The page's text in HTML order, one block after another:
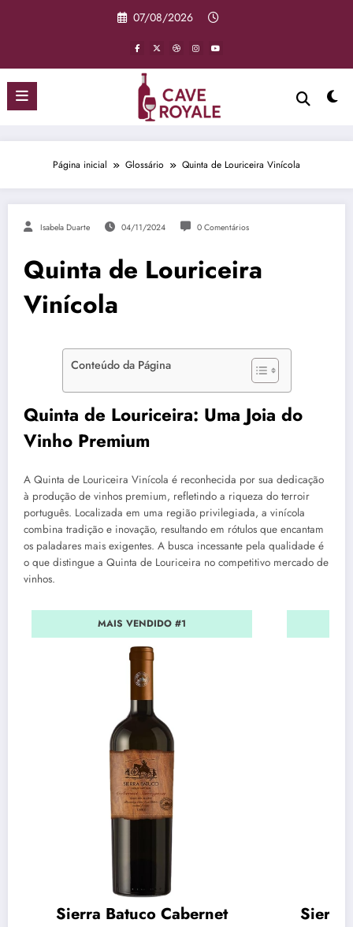
07/08/2026
Página inicial Glossário Quinta de Louriceira Vinícola
Isabela Duarte 04/11/2024 0 Comentários
Quinta de Louriceira
Vinícola
Conteúdo da Página
Quinta de Louriceira: Uma Joia do
Vinho Premium
A Quinta de Louriceira Vinícola é reconhecida por sua dedicação
à produção de vinhos premium, refletindo a riqueza do terroir
português. Localizada em uma região privilegiada, a vinícola
combina tradição e inovação, resultando em rótulos que encantam
os paladares mais exigentes. A busca incessante pela qualidade é
o que distingue a Quinta de Louriceira no competitivo mercado de
vinhos.
MAIS VENDIDO #1
Sierra Batuco Cabernet
Sierra